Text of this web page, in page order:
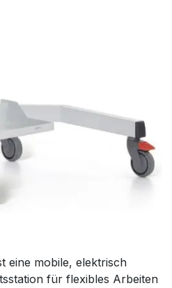
eine mobile, elektrisch
für flexibles Arbeiten